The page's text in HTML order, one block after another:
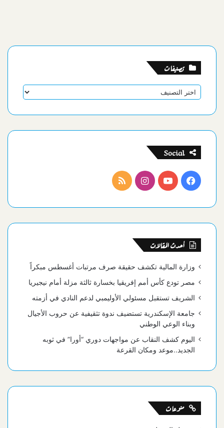
تصنيفات
تصنيفات
Social
فيسبوكيوتيوبانستقرامملخص
أحدث المقالات
وزارة المالية تكشف حقيقة صرف مرتبات أغسطس مبكراً
مصر تودع كأس أمم إفريقيا بخسارة ثالثة مزلة أمام نيجيريا
الشريف تستقبل مسئولي الأوليمبي لدعم النادي في أزمته
جامعة الإسكندرية تستضيف ندوة تثقيفية عن حروب الأجيال
وبناء الوعي الوطني
اليوم كشف النقاب عن مواجهات دوري “أورا” في ثوبه
الجديد..موعد ومكان القرعة
منوعات